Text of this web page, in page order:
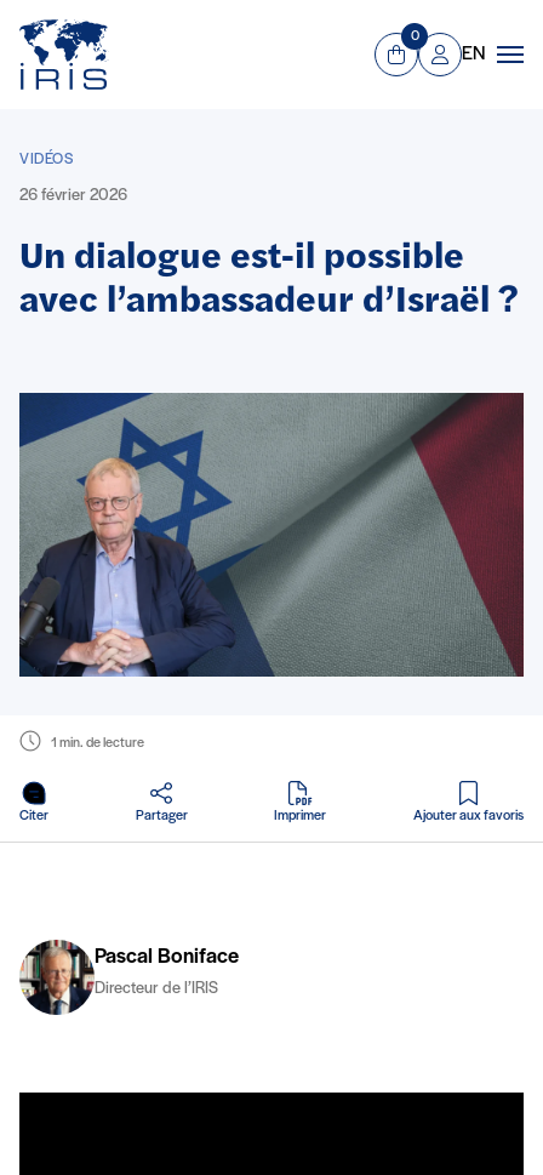
Aller au contenu principal
Panier
0
Mon compte
EN
VIDÉOS
26 février 2026
Un dialogue est-il possible
avec l’ambassadeur d’Israël ?
1 min. de lecture
Citer Partager Imprimer
en PDF
Ajouter aux favoris
Pascal Boniface
Directeur de l’IRIS